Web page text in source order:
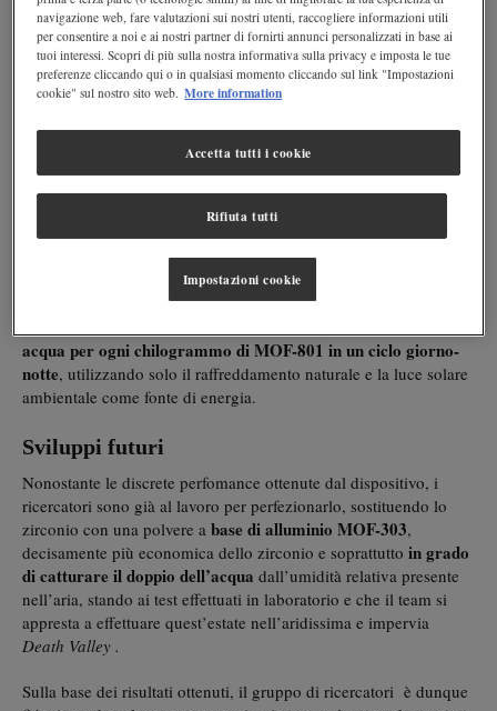
estrarre l’acqua presente nell’aria persino in condizioni
atmosferiche particolarmente ostili quali quelle desertiche.
Tali ricercatori americani hanno infatti messo a punto un
dispositivo ad alta tecnologiaper catturare le molecole
d’umidità relativa
nel deserto
, raggiungono un livello massimo del
dell’8% durante il giorno.
Il funzionamento del prototipo
Il prototipo di tale dispositivo, testato sia in laboratorio che nel
deserto americano dell’Arizona, utilizzando
struttura metallica-organica (MOF)-801, un materiale poroso
acqua per ogni chilogrammo di MOF-801 in un ciclo giorno-
notte, utilizzando solo il raffreddamento naturale e la luce solare
ambientale come fonte di energia.
Sviluppi futuri
Nonostante le discrete perfomance ottenute dal dispositivo, i
ricercatori sono già al lavoro per perfezionarlo, sostituendo lo
zirconio con una polvere a base di alluminio MOF-303,
decisamente più economica dello zirconio e soprattutto in grado
di catturare il doppio dell’acqua dall’umidità relativa presente
nell’aria, stando ai test effettuati in laboratorio e che il team si
appresta a effettuare quest’estate nell’aridissima e impervia
Death Valley .
Sulla base dei risultati ottenuti, il gruppo di ricercatori è dunque
navigazione web, fare valutazioni sui nostri utenti, raccogliere informazioni utili
per consentire a noi e ai nostri partner di fornirti annunci personalizzati in base ai
tuoi interessi. Scopri di più sulla nostra informativa sulla privacy e imposta le tue
preferenze cliccando qui o in qualsiasi momento cliccando sul link "Impostazioni
cookie" sul nostro sito web. More information
Rifiuta tutti
Accetta tutti i cookie
Impostazioni cookie